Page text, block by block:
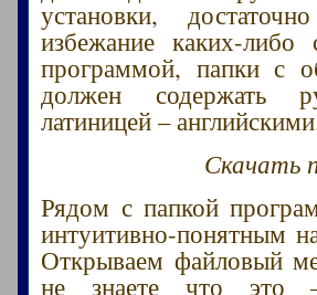
установки,
избежание каких-
программой, папки с
должен содержать
латиницей –
Скачать
Рядом с папкой
интуитивно-понятным
Открываем файловый
не знаете что это